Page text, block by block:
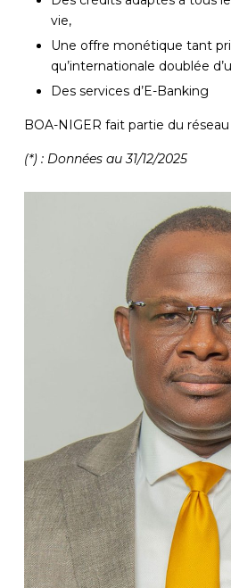
vie,
Une offre monétique tant
qu’internationale doublée
Des services d’E-Banking
BOA-NIGER fait partie du réseau
(*) : Données au 31/12/2025